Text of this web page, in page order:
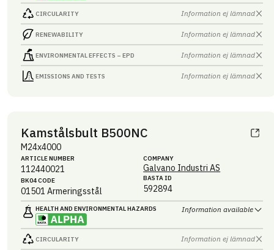
CIRCULARITY Information ej lämnad
RENEWABILITY Information ej lämnad
ENVIRONMENTAL EFFECTS – EPD Information ej lämnad
EMISSIONS AND TESTS Information ej lämnad
Kamstålsbult B500NC
M24x4000
ARTICLE NUMBER
112440021
BK04 CODE
01501 Armeringsstål
COMPANY
Galvano Industri AS
BASTA ID
592894
HEALTH AND ENVIRONMENTAL HAZARDS Information available
CIRCULARITY Information ej lämnad